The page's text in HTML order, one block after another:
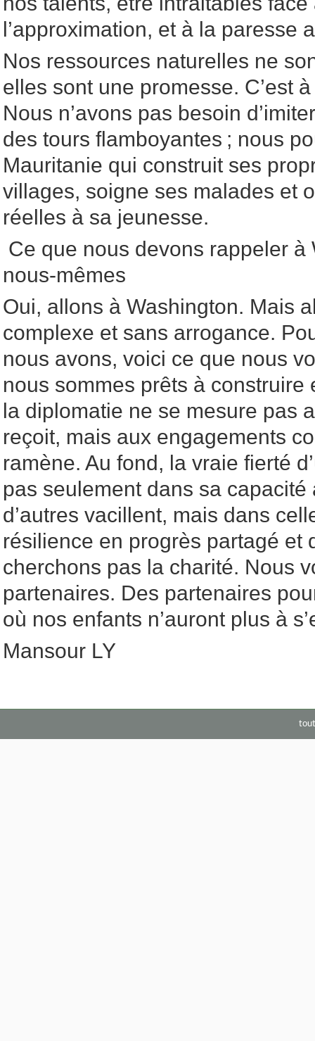
l’approximation, et à la paresse
Nos ressources naturelles ne
elles sont une promesse. C’est
Nous n’avons pas besoin
des tours flamboyantes ; nous
Mauritanie qui construit ses
villages, soigne ses malades et
réelles à sa jeunesse.
Ce que nous devons rappeler à
nous-mêmes
Oui, allons à Washington. Mais
complexe et sans arrogance.
nous avons, voici ce que nous
nous sommes prêts à construire
la diplomatie ne se mesure pas
reçoit, mais aux engagements
ramène. Au fond, la vraie fierté
pas seulement dans sa
d’autres vacillent, mais dans
résilience en progrès partagé et
cherchons pas la charité. Nous
partenaires. Des partenaires
où nos enfants n’auront plus à
Mansour LY